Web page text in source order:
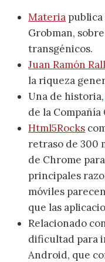
Materia
Grobman,
transgénicos.
Juan Ramón
la riqueza
Una de
de la Compañía
Html5Rocks
retraso de 300
de Chrome
principales
móviles
que las
Relacionado
dificultad para
Android, que